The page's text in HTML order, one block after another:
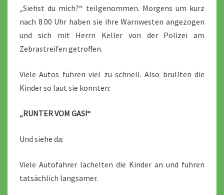
„Siehst du mich?“ teilgenommen. Morgens um kurz
nach 8.00 Uhr haben sie ihre Warnwesten angezogen
und sich mit Herrn Keller von der Polizei am
Zebrastreifen getroffen.
Viele Autos fuhren viel zu schnell. Also brüllten die
Kinder so laut sie konnten:
„RUNTER VOM GAS!“
Und siehe da:
Viele Autofahrer lächelten die Kinder an und fuhren
tatsächlich langsamer.